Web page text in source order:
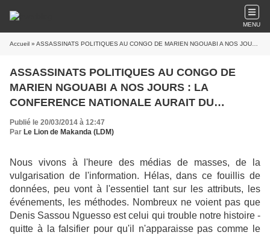
MENU
Accueil » ASSASSINATS POLITIQUES AU CONGO DE MARIEN NGOUABI A NOS JOURS : LA CONFERENCE NATIONALE AURAIT DU METTRE SASSOU AUX ARRETS !
ASSASSINATS POLITIQUES AU CONGO DE
MARIEN NGOUABI A NOS JOURS : LA
CONFERENCE NATIONALE AURAIT DU
METTRE SASSOU AUX ARRETS !
Publié le 20/03/2014 à 12:47
Par Le Lion de Makanda (LDM)
Nous vivons à l'heure des médias de masses, de la
vulgarisation de l'information. Hélas, dans ce fouillis de
données, peu vont à l'essentiel tant sur les attributs, les
événements, les méthodes. Nombreux ne voient pas que
Denis Sassou Nguesso est celui qui trouble notre histoire -
quitte à la falsifier pour qu'il n'apparaisse pas comme le